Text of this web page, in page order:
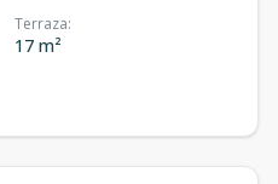
Terraza:
17 m²